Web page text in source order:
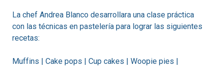
La chef Andrea Blanco desarrollara una clase práctica
con las técnicas en pastelería para lograr las siguientes
recetas:
Muffins | Cake pops | Cup cakes | Woopie pies |